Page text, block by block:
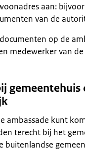
aan:
van de
op de
medewerker van
ambassade kunt
terecht bij het
buitenlandse